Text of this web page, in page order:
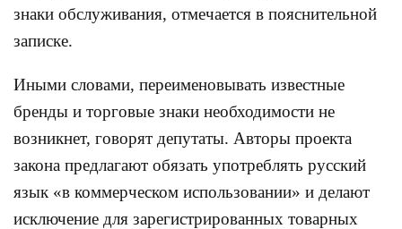
знаки обслуживания, отмечается в пояснительной
записке.
Иными словами, переименовывать известные
бренды и торговые знаки необходимости не
возникнет, говорят депутаты. Авторы проекта
закона предлагают обязать употреблять русский
язык «в коммерческом использовании» и делают
исключение для зарегистрированных товарных